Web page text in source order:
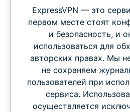
ExpressVPN — это
первом месте стоят
и безопасность, и
использоваться для
авторских правах. Мы
не сохраняем
пользователей при
сервиса.
осуществляется